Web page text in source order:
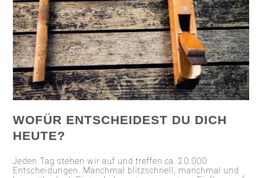
WOFÜR ENTSCHEIDEST DU DICH
HEUTE?
Jeden Tag stehen wir auf und treffen ca. 20.000
Entscheidungen. Manchmal blitzschnell, manchmal und